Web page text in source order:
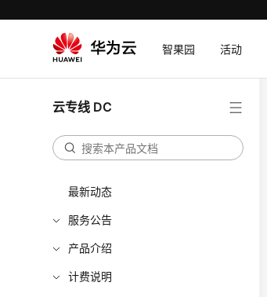
智果园 活动
云专线 DC
最新动态
服务公告
产品介绍
计费说明